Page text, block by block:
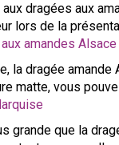
dragées aux
lors de la
amandes
la dragée amande
matte, vous
grande que la